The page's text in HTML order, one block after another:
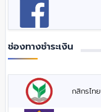
ช่องทางชำระเงิน
กสิกรไทย